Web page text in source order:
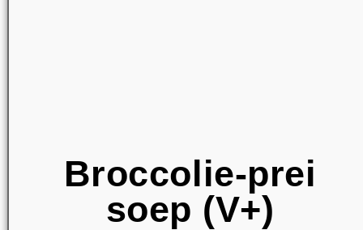
Broccolie-prei
soep (V+)